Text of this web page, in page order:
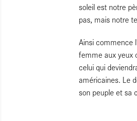
soleil est notre
pas, mais notre
Ainsi commence
femme aux yeux
celui qui
américaines. Le
son peuple et sa